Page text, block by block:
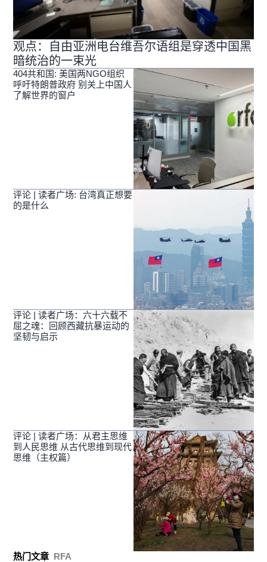
观点：自由亚洲电台维吾尔语组是穿透中国黑
暗统治的一束光
404共和国: 美国两NGO组织
呼吁特朗普政府 别关上中国人
了解世界的窗户
评论 | 读者广场: 台湾真正想要
的是什么
评论 | 读者广场：六十六载不
屈之魂：回顾西藏抗暴运动的
坚韧与启示
评论 | 读者广场：从君主思维
到人民思维 从古代思维到现代
思维（主权篇）
热门文章 RFA